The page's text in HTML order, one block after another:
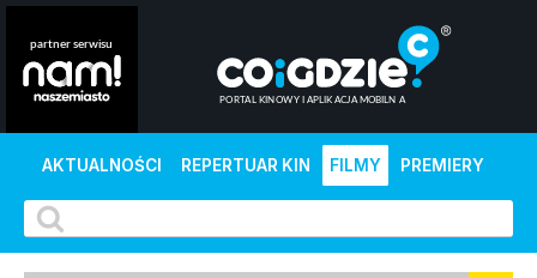
AKTUALNOŚCI REPERTUAR KIN FILMY PREMIERY